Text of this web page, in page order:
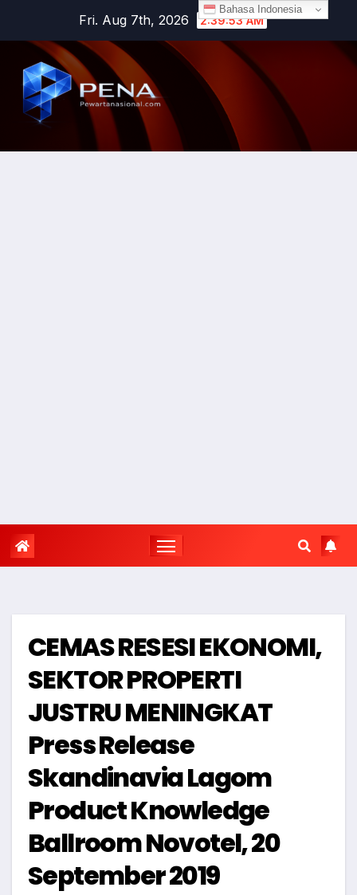
Fri. Aug 7th, 2026 2:39:54 AM
CEMAS RESESI EKONOMI,
SEKTOR PROPERTI
JUSTRU MENINGKAT
Press Release
Skandinavia Lagom
Product Knowledge
Ballroom Novotel, 20
September 2019
Bahasa Indonesia